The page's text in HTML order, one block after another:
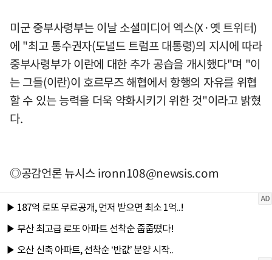
미군 중부사령부는 이날 소셜미디어 엑스(X·옛 트위터)
에 "최고 통수권자(도널드 트럼프 대통령)의 지시에 따라
중부사령부가 이란에 대한 추가 공습을 개시했다"며 "이
는 그들(이란)이 호르무즈 해협에서 항행의 자유를 위협
할 수 있는 능력을 더욱 약화시키기 위한 것"이라고 밝혔
다.
◎공감언론 뉴시스ironn108@newsis.com